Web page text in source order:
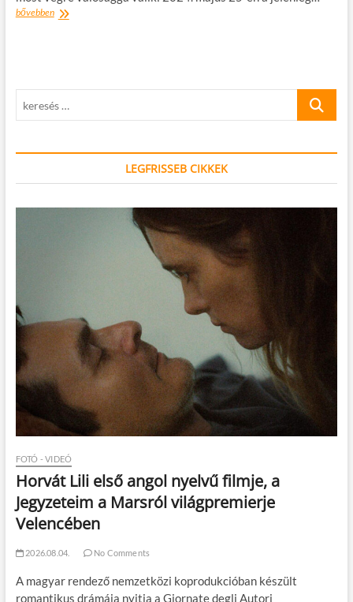
bővebbenAMIRE
ARÉNÁBAN
keresés
LEGFRISSEB CIKKEK
FOTÓ - VIDEÓ
Horvát Lili első angol nyelvű filmje, a
Jegyzeteim a Marsról világpremierje
Velencében
2026.08.04. No Comments
A magyar rendező nemzetközi koprodukcióban készült
romantikus drámája nyitja a Giornate degli Autori